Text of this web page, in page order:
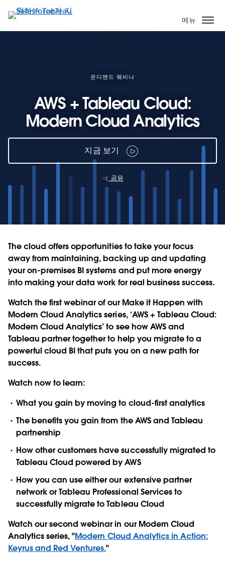
요
콘
메뉴
온디맨드 웨비나
AWS + Tableau Cloud:
Modern Cloud Analytics
지금 보기
공유
The cloud offers opportunities to take your focus
away from maintaining, backing up and updating
your on-premises BI systems and put more energy
into making your data work for real business success.
Watch the first webinar of our Make it Happen with
Modern Cloud Analytics series, ‘AWS + Tableau Cloud:
Modern Cloud Analytics’ to see how AWS and
Tableau partner together to help you migrate to a
powerful cloud BI that puts you on a new path for
success.
Watch now to learn:
What you gain by moving to cloud-first analytics
The benefits you gain from the AWS and Tableau
partnership
How other customers have successfully migrated to
Tableau Cloud powered by AWS
How you can use either our extensive partner
network or Tableau Professional Services to
successfully migrate to Tableau Cloud
Watch our second webinar in our Modern Cloud
Analytics series, "Modern Cloud Analytics in Action:
Keyrus and Red Ventures."